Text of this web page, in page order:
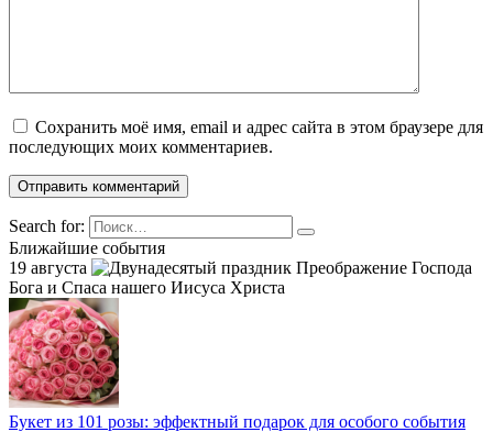
Сохранить моё имя, email и адрес сайта в этом браузере для
последующих моих комментариев.
Search for:
Ближайшие события
19 августа
Преображение Господа
Бога и Спаса нашего Иисуса Христа
Букет из 101 розы: эффектный подарок для особого события